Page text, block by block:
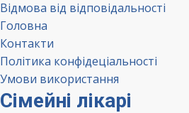
Відмова від відповідальності
Головна
Контакти
Політика конфідеціальності
Умови використання
Сімейні лікарі